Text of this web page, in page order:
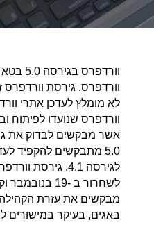
וורדפרס. גירסת וורדפרס
לא מומלץ לעדכן אתרי
וורדפרס שנועדו לפיתוח
5.0 מתבקשים להקפיד
לשחרור ב -19
מבקשים את עזרת הקהילה
באגים, בעיקר במישורים